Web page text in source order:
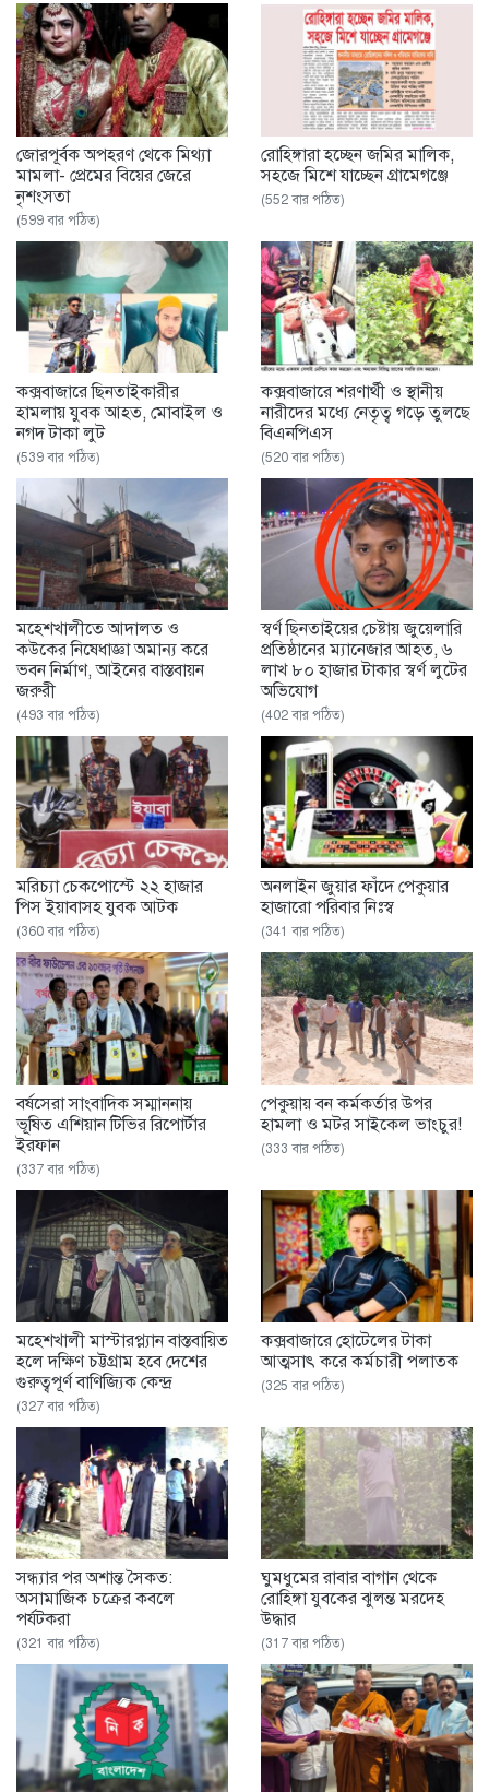
জোরপূর্বক অপহরণ থেকে মিথ্যা
মামলা- প্রেমের বিয়ের জেরে
নৃশংসতা
(599 বার পঠিত)
রোহিঙ্গারা হচ্ছেন জমির মালিক,
সহজে মিশে যাচ্ছেন গ্রামেগঞ্জে
(552 বার পঠিত)
কক্সবাজারে ছিনতাইকারীর
হামলায় যুবক আহত, মোবাইল ও
নগদ টাকা লুট
(539 বার পঠিত)
কক্সবাজারে শরণার্থী ও স্থানীয়
নারীদের মধ্যে নেতৃত্ব গড়ে তুলছে
বিএনপিএস
(520 বার পঠিত)
মহেশখালীতে আদালত ও
কউকের নিষেধাজ্ঞা অমান্য করে
ভবন নির্মাণ, আইনের বাস্তবায়ন
জরুরী
(493 বার পঠিত)
স্বর্ণ ছিনতাইয়ের চেষ্টায় জুয়েলারি
প্রতিষ্ঠানের ম্যানেজার আহত, ৬
লাখ ৮০ হাজার টাকার স্বর্ণ লুটের
অভিযোগ
(402 বার পঠিত)
মরিচ্যা চেকপোস্টে ২২ হাজার
পিস ইয়াবাসহ যুবক আটক
(360 বার পঠিত)
অনলাইন জুয়ার ফাঁদে পেকুয়ার
হাজারো পরিবার নিঃস্ব
(341 বার পঠিত)
বর্ষসেরা সাংবাদিক সম্মাননায়
ভূষিত এশিয়ান টিভির রিপোর্টার
ইরফান
(337 বার পঠিত)
পেকুয়ায় বন কর্মকর্তার উপর
হামলা ও মটর সাইকেল ভাংচুর!
(333 বার পঠিত)
মহেশখালী মাস্টারপ্ল্যান বাস্তবায়িত
হলে দক্ষিণ চট্টগ্রাম হবে দেশের
গুরুত্বপূর্ণ বাণিজ্যিক কেন্দ্র
(327 বার পঠিত)
কক্সবাজারে হোটেলের টাকা
আত্মসাৎ করে কর্মচারী পলাতক
(325 বার পঠিত)
সন্ধ্যার পর অশান্ত সৈকত:
অসামাজিক চক্রের কবলে
পর্যটকরা
(321 বার পঠিত)
ঘুমধুমের রাবার বাগান থেকে
রোহিঙ্গা যুবকের ঝুলন্ত মরদেহ
উদ্ধার
(317 বার পঠিত)